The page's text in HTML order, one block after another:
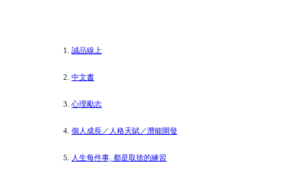
誠品線上
中文書
心理勵志
個人成長／人格天賦／潛能開發
人生每件事, 都是取捨的練習